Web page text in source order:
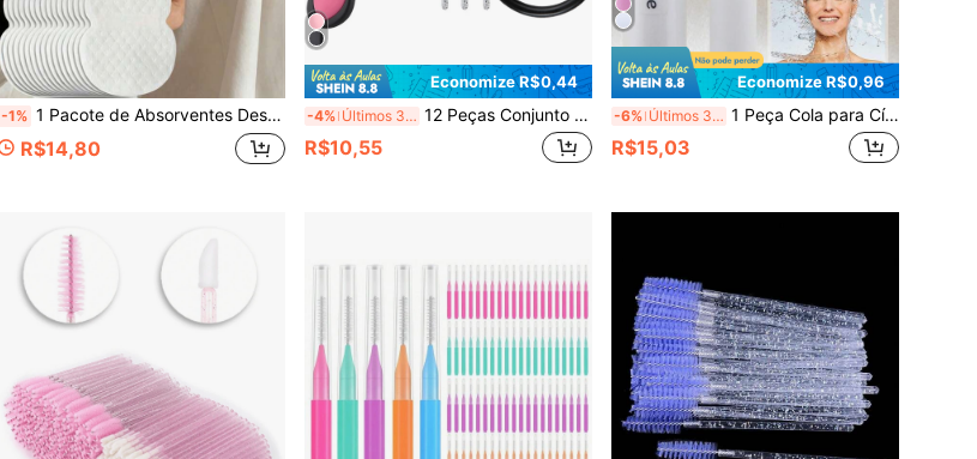
-1% 1 Pacote de Absorventes Descartáveis para Suor nas Axilas, Respiráveis, Absorção Invisível de Suor, Leves e Confortáveis, Sem Odor, Unissex, Adequados para Verão Quente, Viagens, Esportes, Atividades ao Ar Livre (10pcs/20pcs/50pcs), Absorventes Adesivos
R$14,80
Economize R$0,44
-4% Últimos 3 dias 12 Peças Conjunto de Encurvador de Cílios, 1 Encurvador de Cílios com 3 Escovas de Reposição, 3 Pentes de Cílios, 5 Almofadas de Reposição para Mulheres Alcançarem um Encaracolado Dramático (Preto), Maquiagem, Barato, Decoração de Quarto, Penteadeira, Viagem, Quarto, Acessórios de Maquiagem, Encurvador de Cílios, Barato, Enfeites de Meia, Maquiagem, Ferramentas de Maquiagem, Coisas Baratas, Presentes, Presentes para Mulheres, Presentes de Natal, Brindes, Viagem, Coisas Baratas, Essenciais de Viagem
R$10,55
Economize R$0,96
-6% Últimos 3 dias 1 Peça Cola para Cílios Branca Transparente de Longa Duração, Textura Fina Durável à Prova d'Água, Super Forte Adesão Anti-Queda, Adequada para Extensão de Cílios DIY Pessoal, Adesivo à Prova d'Água para Tiras e Cachos de Cílios, Cola para Cílios de Alta Viscosidade Suave, Adequada para Iniciantes, Inclui Instruções
R$15,03